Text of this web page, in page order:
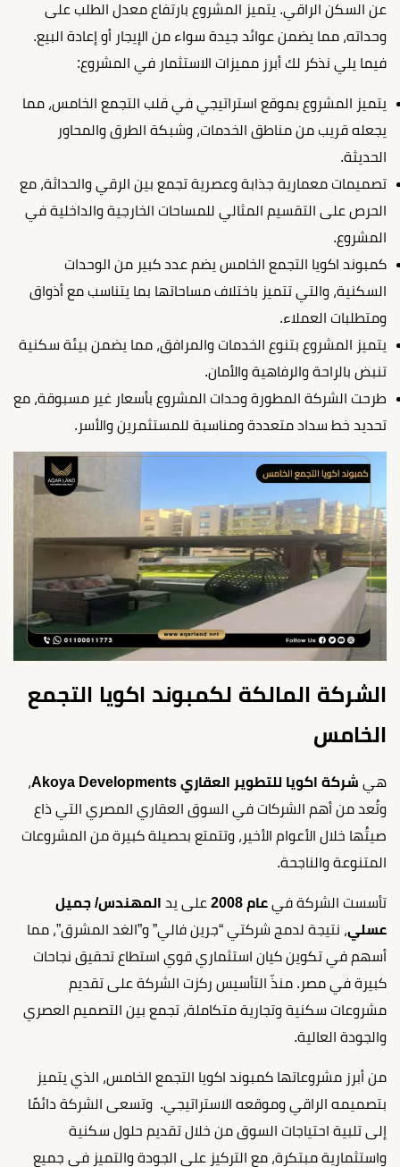
عن السكن الراقي. يتميز المشروع بارتفاع معدل الطلب على
وحداته، مما يضمن عوائد جيدة سواء من الإيجار أو إعادة البيع.
فيما يلي نذكر لك أبرز مميزات الاستثمار في المشروع:
يتميز المشروع بموقع استراتيجي في قلب التجمع الخامس، مما
يجعله قريب من مناطق الخدمات، وشبكة الطرق والمحاور
الحديثة.
تصميمات معمارية جذابة وعصرية تجمع بين الرقي والحداثة، مع
الحرص على التقسيم المثالي للمساحات الخارجية والداخلية في
المشروع.
كمبوند اكويا التجمع الخامس يضم عدد كبير من الوحدات
السكنية، والتي تتميز باختلاف مساحاتها بما يتناسب مع أذواق
ومتطلبات العملاء.
يتميز المشروع بتنوع الخدمات والمرافق، مما يضمن بيئة سكنية
تنبض بالراحة والرفاهية والأمان.
طرحت الشركة المطورة وحدات المشروع بأسعار غير مسبوقة، مع
تحديد خط سداد متعددة ومناسبة للمستثمرين والأسر.
الشركة المالكة لكمبوند اكويا التجمع
الخامس
هي شركة اكويا للتطوير العقاري Akoya Developments
،
وتُعد من أهم الشركات في السوق العقاري المصري التي ذاع
صيتُها خلال الأعوام الأخير، وتتمتع بحصيلة كبيرة من المشروعات
المتنوعة والناجحة.
تأسست الشركة في عام 2008 على يد المهندس/ جميل
عسلي، نتيجة لدمج شركتي “جرين فالي” و”الغد المشرق”، مما
أسهم في تكوين كيان استثماري قوي استطاع تحقيق نجاحات
كبيرة في مصر. منذّ التأسيس ركزت الشركة على تقديم
مشروعات سكنية وتجارية متكاملة، تجمع بين التصميم العصري
والجودة العالية.
من أبرز مشروعاتها كمبوند اكويا التجمع الخامس، الذي يتميز
بتصميمه الراقي وموقعه الاستراتيجي. وتسعى الشركة دائمًا
إلى تلبية احتياجات السوق من خلال تقديم حلول سكنية
واستثمارية مبتكرة، مع التركيز على الجودة والتميز في جميع